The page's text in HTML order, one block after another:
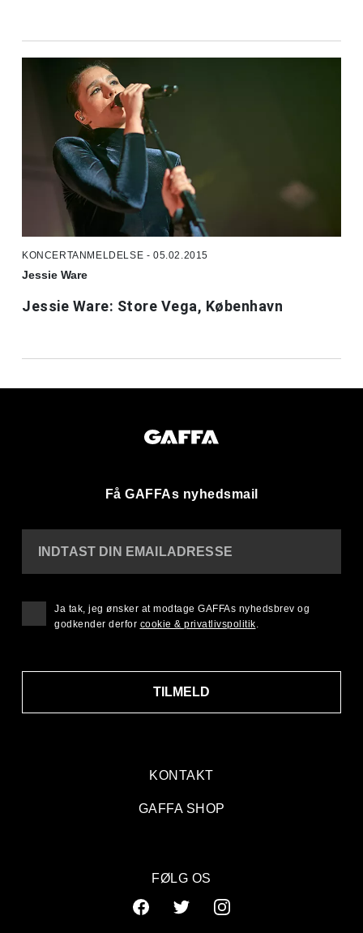
KONCERTANMELDELSE - 05.02.2015
Jessie Ware
Jessie Ware: Store Vega, København
Få GAFFAs nyhedsmail
KONTAKT
GAFFA SHOP
INDTAST DIN EMAILADRESSE
TILMELD
Ja tak, jeg ønsker at modtage GAFFAs nyhedsbrev og
godkender derfor cookie & privatlivspolitik.
FØLG OS